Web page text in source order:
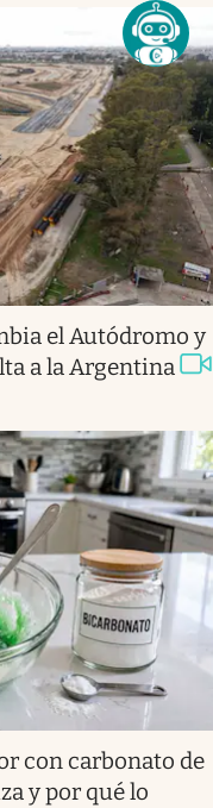
el Autódromo y
a la Argentina
con carbonato de
y por qué lo